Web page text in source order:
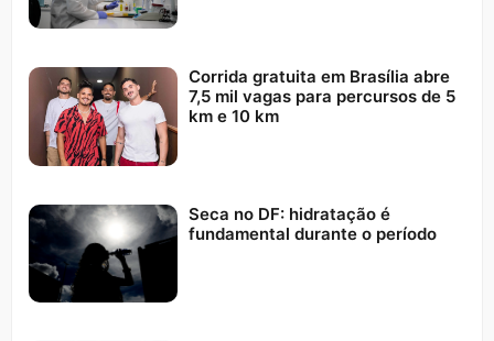
Corrida gratuita em Brasília abre
7,5 mil vagas para percursos de 5
km e 10 km
Seca no DF: hidratação é
fundamental durante o período